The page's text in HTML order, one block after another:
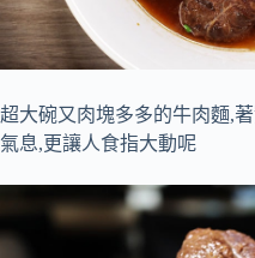
超大碗又肉塊多多的牛肉麵,
氣息,更讓人食指大動呢